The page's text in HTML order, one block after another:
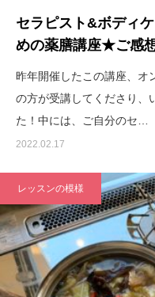
セラピスト&ボディ
めの薬膳講座★ご感
昨年開催したこの講座、オ
の方が受講してくださり、
た！中には、ご自分のセ…
2022.02.17
レッスンの模様